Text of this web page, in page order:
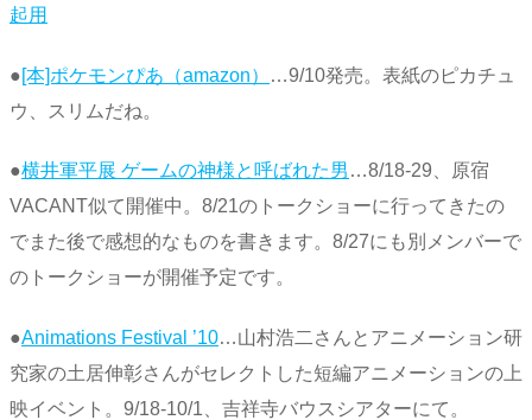
起用
●[本]ポケモンぴあ（amazon）
…9/10発売。表紙のピカチュ
ウ、スリムだね。
●横井軍平展 ゲームの神様と呼ばれた男 …8/18-29、原宿
VACANT似て開催中。8/21のトークショーに行ってきたの
でまた後で感想的なものを書きます。8/27にも別メンバーで
のトークショーが開催予定です。
●Animations Festival ’10…山村浩二さんとアニメーション研
究家の土居伸彰さんがセレクトした短編アニメーションの上
映イベント。9/18-10/1、吉祥寺バウスシアターにて。